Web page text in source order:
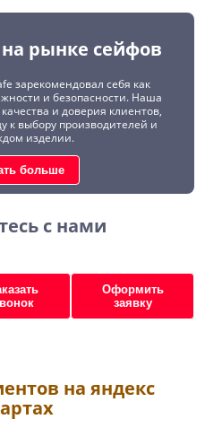
на рынке сейфов
зарекомендовал себя как
и безопасности. Наша
и доверия клиентов,
к выбору производителей и
изделии.
больше
с нами
Оформить
заявку
на яндекс